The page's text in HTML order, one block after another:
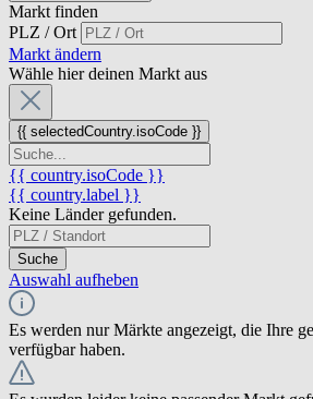
Markt finden
PLZ / Ort
Markt ändern
Wähle hier deinen Markt aus
{{ selectedCountry.isoCode }}
{{ country.isoCode }}
{{ country.label }}
Keine Länder gefunden.
Suche
Auswahl aufheben
Es werden nur Märkte angezeigt, die Ihre
verfügbar haben.